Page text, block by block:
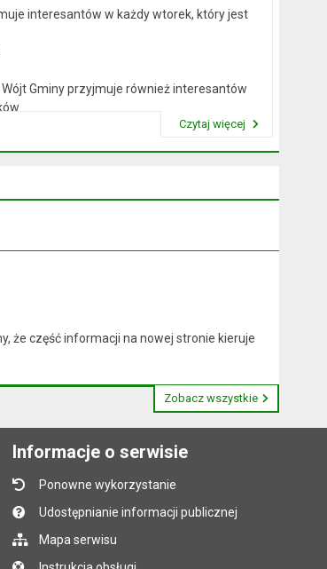
interesantów w każdy wtorek, który jest
Gminy przyjmuje również interesantów
Czytaj więcej
że część informacji na nowej stronie kieruje
Zobacz wszystkie
Informacje o serwisie
Ponowne wykorzystanie
Udostępnianie informacji publicznej
Mapa serwisu